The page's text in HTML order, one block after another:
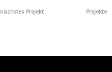
Projekte
nächstes Projekt